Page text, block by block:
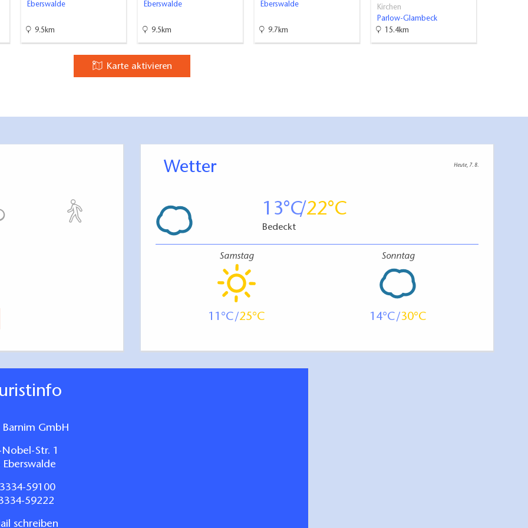
eine Höhe von 85 cm abgesenkt, aber andere Möglichkeit der Kommunikation im Sitzen vorhanden
Counter
Türen, Flure und Durchgänge: 88 cm
cm
cm
140 cm
vom Fußboden aus: 83 cm
Waschtisch
>150 cm
Eberswalde
9.5km
Eberswalde
9.5km
Eberswalde
9.7km
Kirchen
Parlow-Glambeck
15.4km
Karte aktivieren
Wetter Heute, 7. 8.
13 22
Bedeckt
Samstag
11 25
Sonntag
14 30
GmbH
Str. 1
59100
59222
schreiben